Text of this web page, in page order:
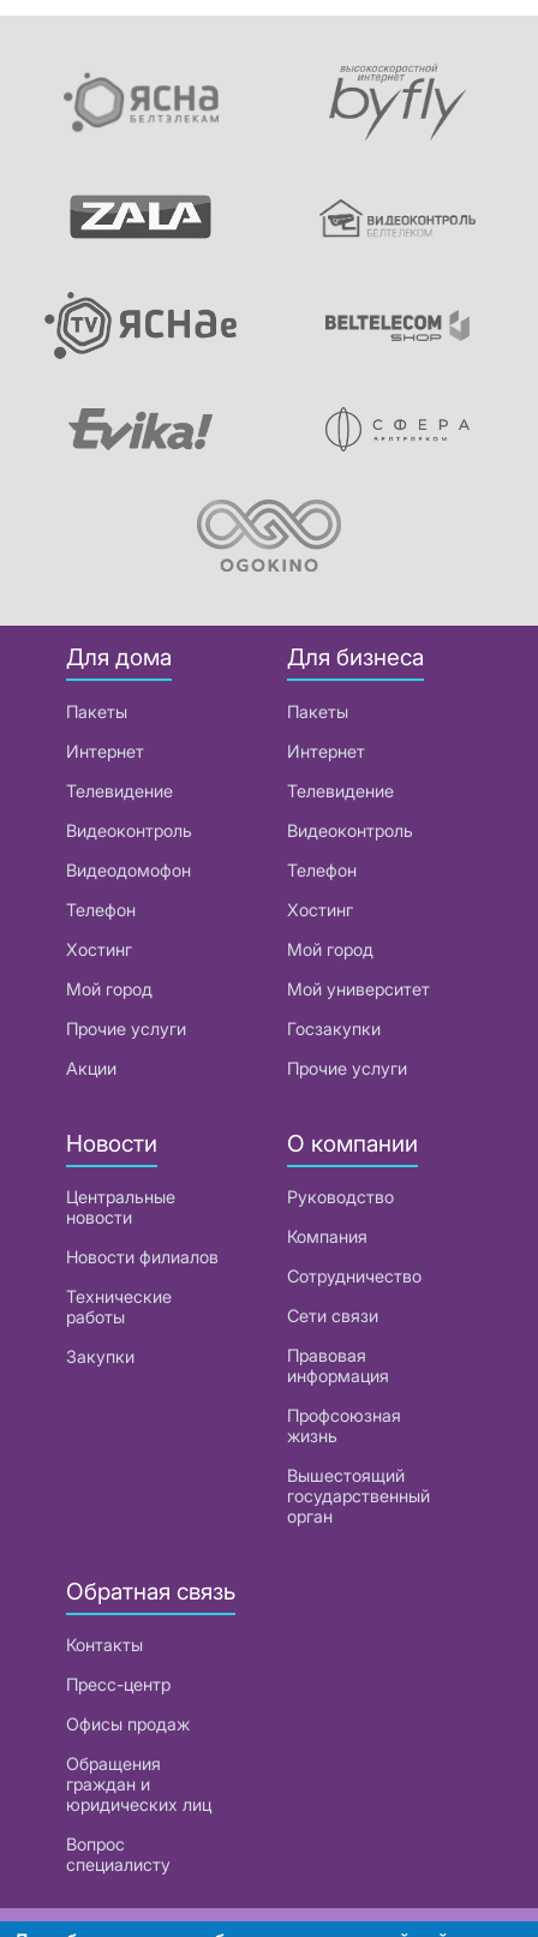
Для дома
Пакеты
Интернет
Телевидение
Видеоконтроль
Видеодомофон
Телефон
Хостинг
Мой город
Прочие услуги
Акции
Для бизнеса
Пакеты
Интернет
Телевидение
Видеоконтроль
Телефон
Хостинг
Мой город
Мой университет
Госзакупки
Прочие услуги
Новости
Центральные
новости
Новости филиалов
Технические
работы
Закупки
О компании
Руководство
Компания
Сотрудничество
Сети связи
Правовая
информация
Профсоюзная
жизнь
Вышестоящий
государственный
орган
Обратная связь
Контакты
Пресс-центр
Офисы продаж
Обращения
граждан и
юридических лиц
Вопрос
специалисту